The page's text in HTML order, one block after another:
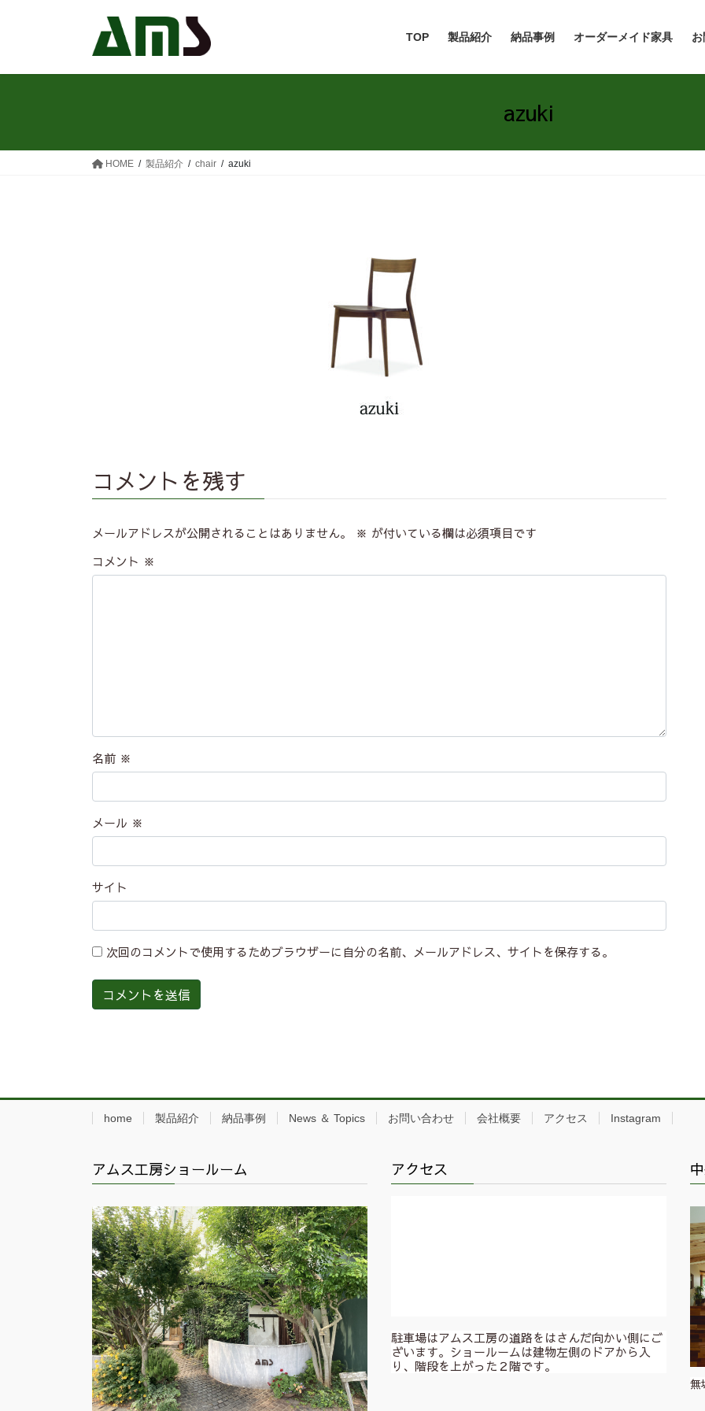
TOP 製品紹介 納品事例 オーダーメイド家具
azuki
HOME 製品紹介 chair azuki
コメントを残す
メールアドレスが公開されることはありません。 ※ が付いている欄は必須項目です
コメント ※
名前 ※
メール ※
サイト
次回のコメントで使用するためブラウザーに自分の名前、メールアドレス、サイトを保存する。
home 製品紹介 納品事例 News ＆ Topics お問い合わせ 会社概要 アクセス Instagram
アムス工房ショールーム アクセス
駐車場はアムス工房の道路をはさんだ向かい側にご
ざいます。ショールームは建物左側のドアから入
り、階段を上がった２階です。
無